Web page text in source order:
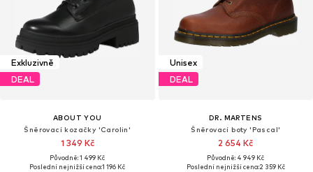
Exkluzivně
DEAL
ABOUT YOU
Šněrovací kozačky 'Carolin'
1 349 Kč
Původně: 1 499 Kč
Poslední nejnižší cena:1 196 Kč
Unisex
DEAL
DR. MARTENS
Šněrovací boty 'Pascal'
2 654 Kč
Původně: 4 949 Kč
Poslední nejnižší cena:2 359 Kč